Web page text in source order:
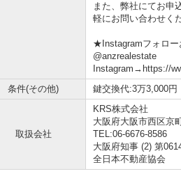
また、弊社にてお申
軽にお問い合わせく
★Instagramフォロー
@anzrealestate
Instagram→https://
条件(その他)
鍵交換代:3万3,000
取扱会社
KRS株式会社
大阪府大阪市西区京
TEL:06-6676-8586
大阪府知事 (2) 第
全日本不動産協会